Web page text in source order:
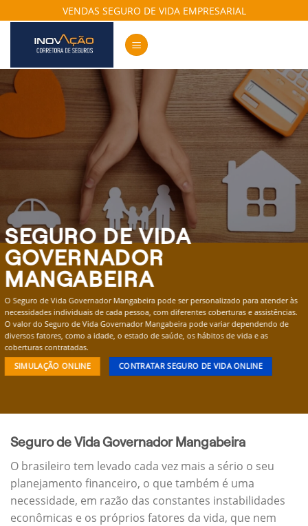
to
content
VENDAS SEGURO DE VIDA EMPRESARIAL
SEGURO DE VIDA
GOVERNADOR
MANGABEIRA
O Seguro de Vida Governador Mangabeira pode ser personalizado para atender às
necessidades individuais de cada pessoa, com diferentes coberturas e assistências.
O valor do Seguro de Vida Governador Mangabeira pode variar dependendo de
diversos fatores, como a idade, o estado de saúde, os hábitos de vida e as
coberturas contratadas.
SIMULAÇÃO ONLINE CONTRATAR SEGURO DE VIDA ONLINE
Seguro de Vida Governador Mangabeira
O brasileiro tem levado cada vez mais a sério o seu
planejamento financeiro, o que também é uma
necessidade, em razão das constantes instabilidades
econômicas e os próprios fatores da vida, que nem